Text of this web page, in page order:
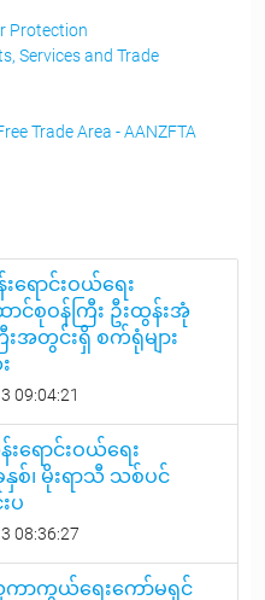
Protection
Services and Trade
Trade Area - AANZFTA
ရောင်းဝယ်ရေး
ာင်စုဝန်ကြီး ဦးထွန်းအုံ
အတွင်းရှိ စက်ရုံများ
09:04:21
းရောင်းဝယ်ရေး
နှစ်၊ မိုးရာသီ သစ်ပင်
ပ
08:36:27
သူကာကွယ်ရေးကော်မရှင်